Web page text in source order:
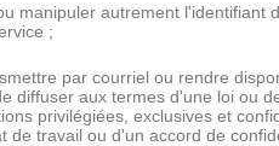
manipuler autrement l'identifiant
;
par courriel ou rendre
diffuser aux termes d'une loi ou
privilégiées, exclusives et
de travail ou d'un accord de